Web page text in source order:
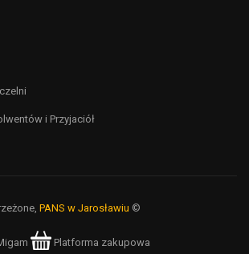
i Przyjaciół
PANS w Jarosławiu ©
Platforma zakupowa